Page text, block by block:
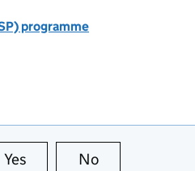
programme
Yes this page is useful
No